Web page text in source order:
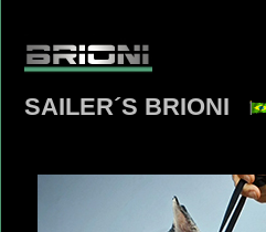
SAILER´S BRIONI